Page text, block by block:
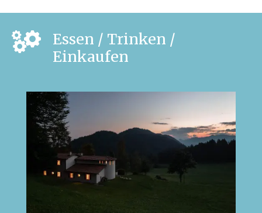
Essen / Trinken /
Einkaufen